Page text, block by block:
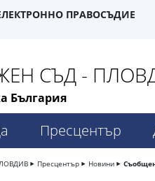
ПРАВОСЪДИЕ
СЪД -
България
Пресцентър
Пресцентър Новини